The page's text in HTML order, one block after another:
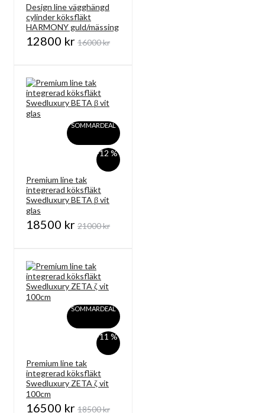
Design line vägghängd
cylinder köksfläkt
HARMONY guld/mässing
12800 kr 16000 kr
SOMMARDEAL
-12 %
Premium line tak
integrerad köksfläkt
Swedluxury BETA β vit
glas
18500 kr 21000 kr
SOMMARDEAL
-11 %
Premium line tak
integrerad köksfläkt
Swedluxury ZETA ζ vit
100cm
16500 kr 18500 kr